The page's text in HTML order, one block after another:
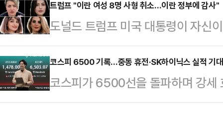
선거에 대한 관심도가 올라갈 것"
형준 후보에게도 좀 긍정적인 효과
다"며 "(한 …
기조 속에서 매출과 영업이익 모두
23일 올해 1분기 경영실적으로 매
6103억원, 순이익 40조3459억원
기준 사상 최대 실적이다. 특히 영
업의 수익성 지표인
디…
트럼프 "이란 여성 8명 사형 취소…이란 정부에 감사"
도널드 트럼프 미국 대통령이 자신
가 이뤄졌다면서 이란 정부에 감사
프 대통령은 22일(현지시간) 소셜
부가 내 요청을 받아들여 여성 8명
즉시 석방될 것이고 4명은 징역 1
코스피 6500 기록…중동 휴전·SK하이닉스 실적 기
코스피가 6500선을 돌파하며 강세
장 완화 기대와 SK하이닉스의 올해